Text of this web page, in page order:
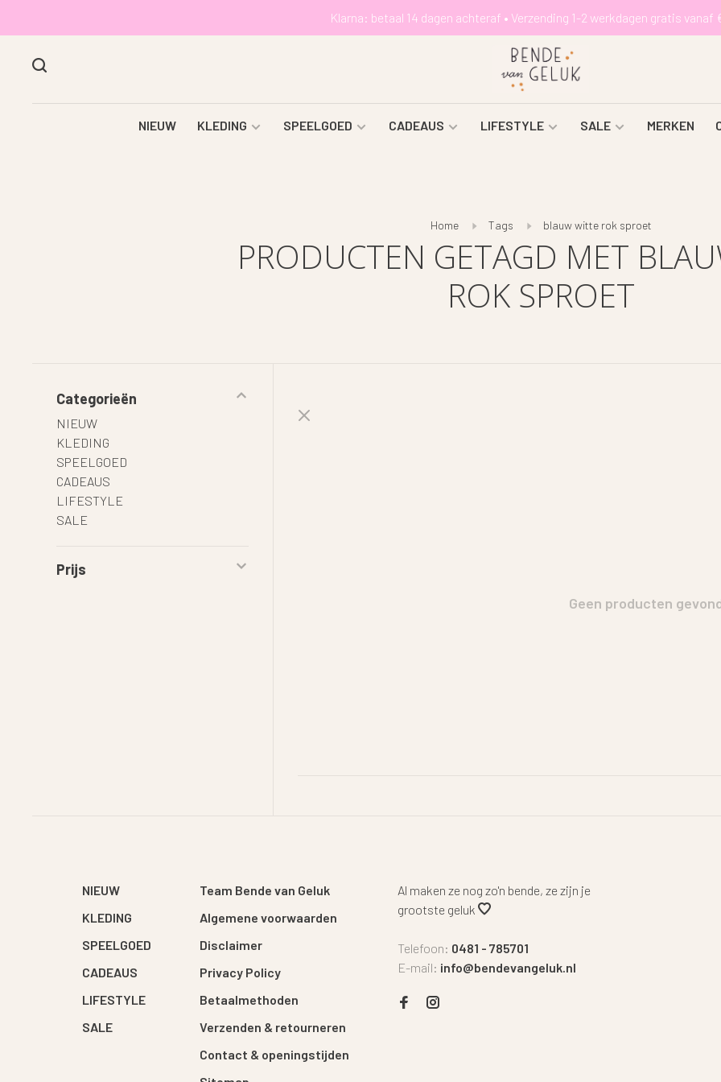
Klarna: betaal 14 dagen achteraf • Verzending 1-2 werkdagen gratis vanaf
NIEUW KLEDING SPEELGOED CADEAUS LIFESTYLE SALE MERKEN
Home Tags blauw witte rok sproet
PRODUCTEN GETAGD MET
ROK SPROET
Categorieën
NIEUW
KLEDING
SPEELGOED
CADEAUS
LIFESTYLE
SALE
Prijs
Geen producten
NIEUW
KLEDING
SPEELGOED
CADEAUS
LIFESTYLE
SALE
Team Bende van Geluk
Algemene voorwaarden
Disclaimer
Privacy Policy
Betaalmethoden
Verzenden & retourneren
Contact & openingstijden
Al maken ze nog zo'n bende, ze zijn je
grootste geluk
Telefoon: 0481 - 785701
E-mail: info@bendevangeluk.nl